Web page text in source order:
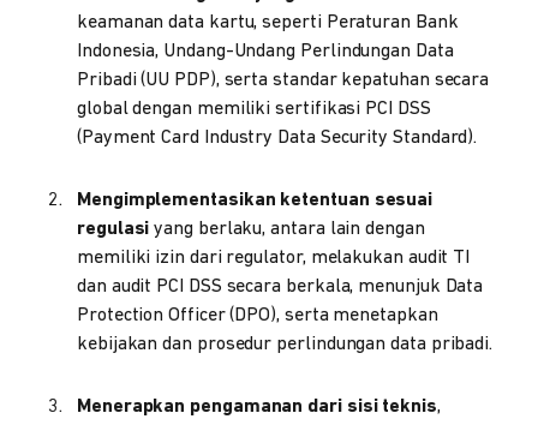
keamanan data kartu, seperti Peraturan Bank
Indonesia, Undang-Undang Perlindungan Data
Pribadi (UU PDP), serta standar kepatuhan secara
global dengan memiliki sertifikasi PCI DSS
(Payment Card Industry Data Security Standard).
Mengimplementasikan ketentuan sesuai
regulasi yang berlaku, antara lain dengan
memiliki izin dari regulator, melakukan audit TI
dan audit PCI DSS secara berkala, menunjuk Data
Protection Officer (DPO), serta menetapkan
kebijakan dan prosedur perlindungan data pribadi.
Menerapkan pengamanan dari sisi teknis,